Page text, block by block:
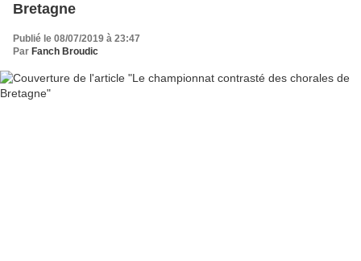
Bretagne
Publié le 08/07/2019 à 23:47
Par Fanch Broudic